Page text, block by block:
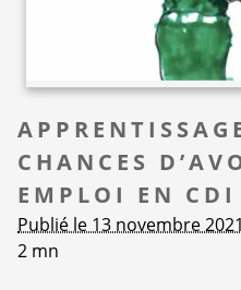
CHANCES
EMPLOI EN CDI
Publié le 13 novembre 2021
2 mn